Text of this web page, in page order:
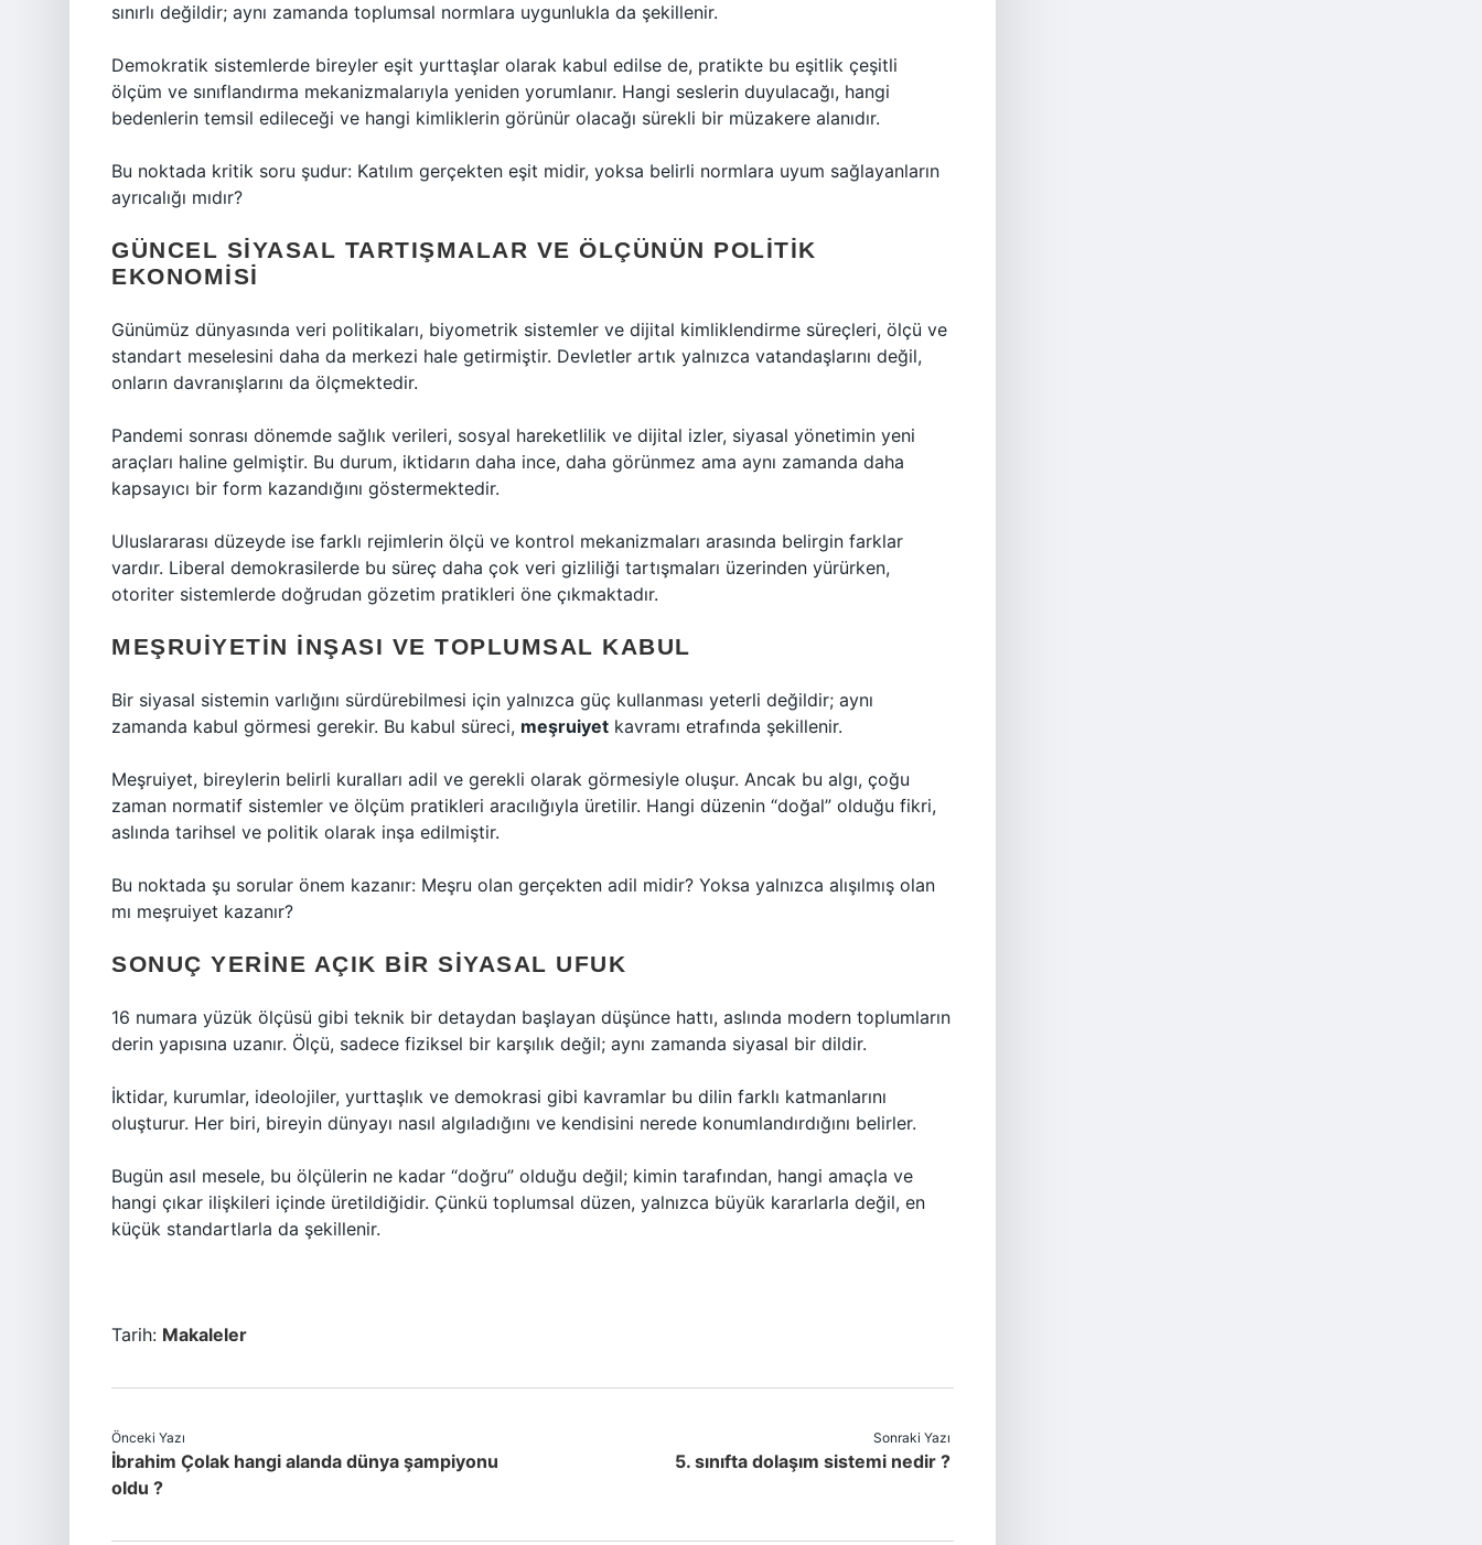
sınırlı değildir; aynı zamanda toplumsal normlara uygunlukla da şekillenir.
Demokratik sistemlerde bireyler eşit yurttaşlar olarak kabul edilse de, pratikte bu eşitlik çeşitli
ölçüm ve sınıflandırma mekanizmalarıyla yeniden yorumlanır. Hangi seslerin duyulacağı, hangi
bedenlerin temsil edileceği ve hangi kimliklerin görünür olacağı sürekli bir müzakere alanıdır.
Bu noktada kritik soru şudur: Katılım gerçekten eşit midir, yoksa belirli normlara uyum sağlayanların
ayrıcalığı mıdır?
GÜNCEL SIYASAL TARTIŞMALAR VE ÖLÇÜNÜN POLITIK
EKONOMISI
Günümüz dünyasında veri politikaları, biyometrik sistemler ve dijital kimliklendirme süreçleri, ölçü ve
standart meselesini daha da merkezi hale getirmiştir. Devletler artık yalnızca vatandaşlarını değil,
onların davranışlarını da ölçmektedir.
Pandemi sonrası dönemde sağlık verileri, sosyal hareketlilik ve dijital izler, siyasal yönetimin yeni
araçları haline gelmiştir. Bu durum, iktidarın daha ince, daha görünmez ama aynı zamanda daha
kapsayıcı bir form kazandığını göstermektedir.
Uluslararası düzeyde ise farklı rejimlerin ölçü ve kontrol mekanizmaları arasında belirgin farklar
vardır. Liberal demokrasilerde bu süreç daha çok veri gizliliği tartışmaları üzerinden yürürken,
otoriter sistemlerde doğrudan gözetim pratikleri öne çıkmaktadır.
MEŞRUIYETIN İNŞASI VE TOPLUMSAL KABUL
Bir siyasal sistemin varlığını sürdürebilmesi için yalnızca güç kullanması yeterli değildir; aynı
zamanda kabul görmesi gerekir. Bu kabul süreci, meşruiyet kavramı etrafında şekillenir.
Meşruiyet, bireylerin belirli kuralları adil ve gerekli olarak görmesiyle oluşur. Ancak bu algı, çoğu
zaman normatif sistemler ve ölçüm pratikleri aracılığıyla üretilir. Hangi düzenin “doğal” olduğu fikri,
aslında tarihsel ve politik olarak inşa edilmiştir.
Bu noktada şu sorular önem kazanır: Meşru olan gerçekten adil midir? Yoksa yalnızca alışılmış olan
mı meşruiyet kazanır?
SONUÇ YERINE AÇIK BIR SIYASAL UFUK
16 numara yüzük ölçüsü gibi teknik bir detaydan başlayan düşünce hattı, aslında modern toplumların
derin yapısına uzanır. Ölçü, sadece fiziksel bir karşılık değil; aynı zamanda siyasal bir dildir.
İktidar, kurumlar, ideolojiler, yurttaşlık ve demokrasi gibi kavramlar bu dilin farklı katmanlarını
oluşturur. Her biri, bireyin dünyayı nasıl algıladığını ve kendisini nerede konumlandırdığını belirler.
Bugün asıl mesele, bu ölçülerin ne kadar “doğru” olduğu değil; kimin tarafından, hangi amaçla ve
hangi çıkar ilişkileri içinde üretildiğidir. Çünkü toplumsal düzen, yalnızca büyük kararlarla değil, en
küçük standartlarla da şekillenir.
Tarih: Makaleler
Önceki Yazı
İbrahim Çolak hangi alanda dünya şampiyonu
oldu ?
Sonraki Yazı
5. sınıfta dolaşım sistemi nedir ?